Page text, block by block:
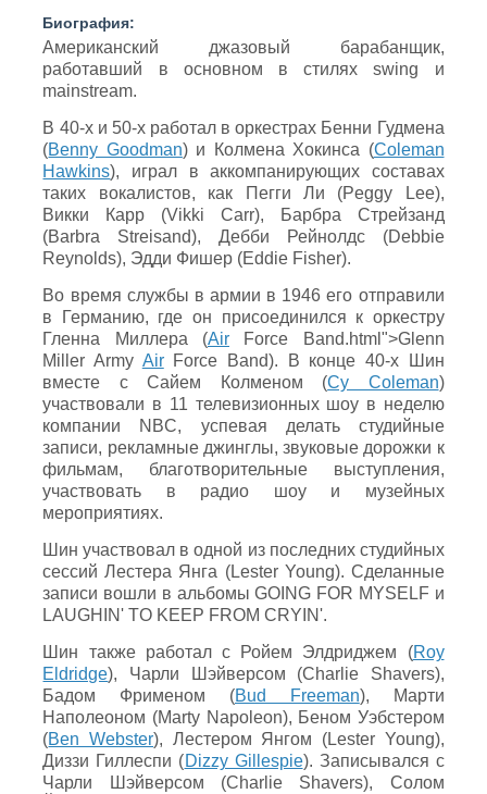
Биография:
Американский джазовый барабанщик,
работавший в основном в стилях swing и
mainstream.
В 40-х и 50-х работал в оркестрах Бенни Гудмена
(Benny Goodman) и Колмена Хокинса (Coleman
Hawkins), играл в аккомпанирующих составах
таких вокалистов, как Пегги Ли (Peggy Lee),
Викки Карр (Vikki Carr), Барбра Стрейзанд
(Barbra Streisand), Дебби Рейнолдс (Debbie
Reynolds), Эдди Фишер (Eddie Fisher).
Во время службы в армии в 1946 его отправили
в Германию, где он присоединился к оркестру
Гленна Миллера (Air Force Band.html">Glenn
Miller Army AirForce Band). В конце 40-х Шин
вместе с Сайем Колменом (Cy Coleman)
участвовали в 11 телевизионных шоу в неделю
компании NBC, успевая делать студийные
записи, рекламные джинглы, звуковые дорожки к
фильмам, благотворительные выступления,
участвовать в радио шоу и музейных
мероприятиях.
Шин участвовал в одной из последних студийных
сессий Лестера Янга (Lester Young). Сделанные
записи вошли в альбомы GOING FOR MYSELF и
LAUGHIN' TO KEEP FROM CRYIN'.
Шин также работал с Ройем Элдриджем (Roy
Eldridge), Чарли Шэйверсом (Charlie Shavers),
Бадом Фрименом (Bud Freeman), Марти
Наполеоном (Marty Napoleon), Беном Уэбстером
(Ben Webster), Лестером Янгом (Lester Young),
Диззи Гиллеспи (Dizzy Gillespie). Записывался с
Чарли Шэйверсом (Charlie Shavers), Солом